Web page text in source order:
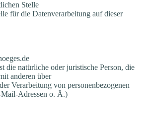
Stelle
für die Datenverarbeitung auf dieser
die natürliche oder juristische Person, die
anderen über
Verarbeitung von personenbezogenen
Adressen o. Ä.)